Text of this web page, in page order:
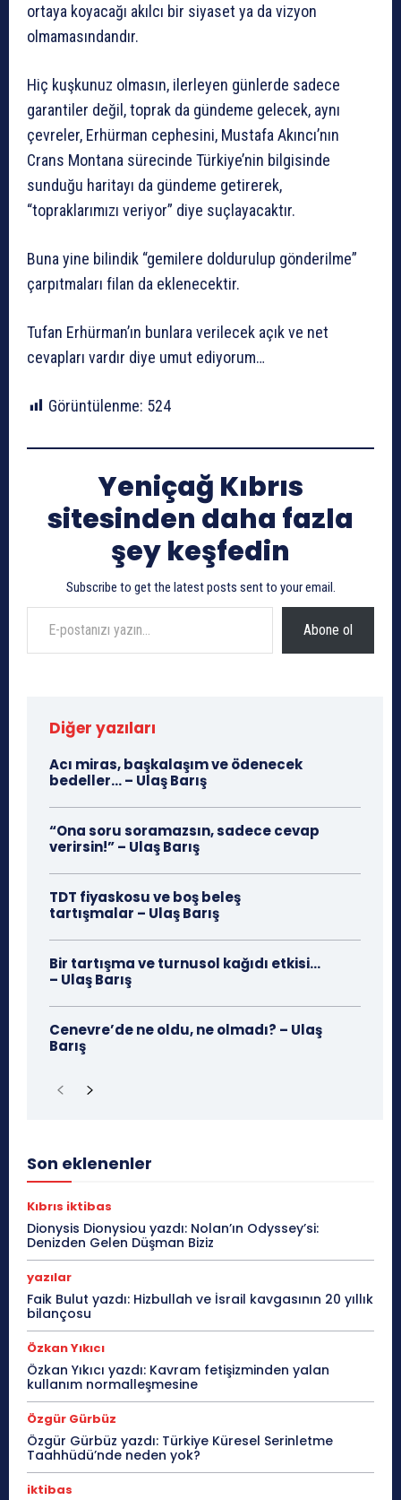
ortaya koyacağı akılcı bir siyaset ya da vizyon
olmamasındandır.
Hiç kuşkunuz olmasın, ilerleyen günlerde sadece
garantiler değil, toprak da gündeme gelecek, aynı
çevreler, Erhürman cephesini, Mustafa Akıncı’nın
Crans Montana sürecinde Türkiye’nin bilgisinde
sunduğu haritayı da gündeme getirerek,
“topraklarımızı veriyor” diye suçlayacaktır.
Buna yine bilindik “gemilere doldurulup gönderilme”
çarpıtmaları filan da eklenecektir.
Tufan Erhürman’ın bunlara verilecek açık ve net
cevapları vardır diye umut ediyorum…
Görüntülenme: 524
Yeniçağ Kıbrıs
sitesinden daha fazla
şey keşfedin
Subscribe to get the latest posts sent to your email.
E-postanızı yazın…
Abone ol
Diğer yazıları
Acı miras, başkalaşım ve ödenecek
bedeller… – Ulaş Barış
“Ona soru soramazsın, sadece cevap
verirsin!” – Ulaş Barış
TDT fiyaskosu ve boş beleş
tartışmalar – Ulaş Barış
Bir tartışma ve turnusol kağıdı etkisi…
– Ulaş Barış
Cenevre’de ne oldu, ne olmadı? – Ulaş
Barış
Son eklenenler
Kıbrıs iktibas
Dionysis Dionysiou yazdı: Nolan’ın Odyssey’si:
Denizden Gelen Düşman Biziz
yazılar
Faik Bulut yazdı: Hizbullah ve İsrail kavgasının 20 yıllık
bilançosu
Özkan Yıkıcı
Özkan Yıkıcı yazdı: Kavram fetişizminden yalan
kullanım normalleşmesine
Özgür Gürbüz
Özgür Gürbüz yazdı: Türkiye Küresel Serinletme
Taahhüdü’nde neden yok?
iktibas